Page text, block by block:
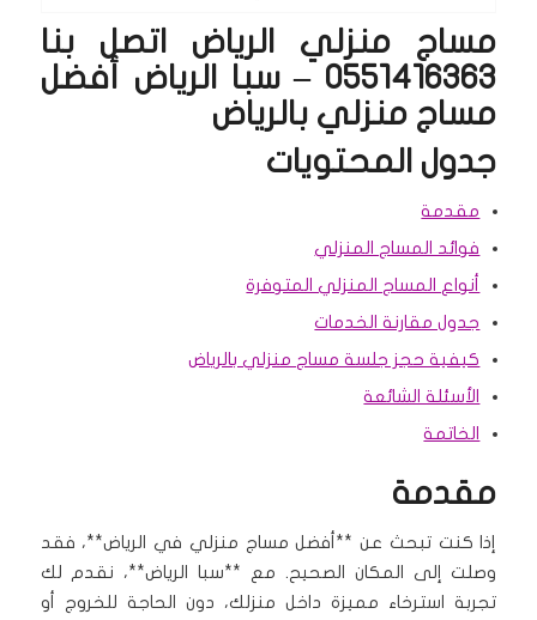
مساج منزلي الرياض اتصل بنا
0551416363 – سبا الرياض أفضل
مساج منزلي بالرياض
جدول المحتويات
مقدمة
فوائد المساج المنزلي
أنواع المساج المنزلي المتوفرة
جدول مقارنة الخدمات
كيفية حجز جلسة مساج منزلي بالرياض
الأسئلة الشائعة
الخاتمة
مقدمة
إذا كنت تبحث عن **أفضل مساج منزلي في الرياض**، فقد
وصلت إلى المكان الصحيح. مع **سبا الرياض**، نقدم لك
تجربة استرخاء مميزة داخل منزلك، دون الحاجة للخروج أو